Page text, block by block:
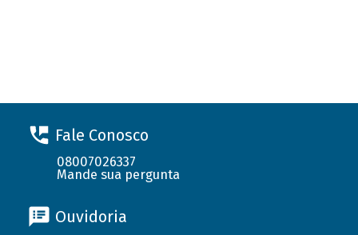
Fale Conosco
08007026337
Mande sua pergunta
Ouvidoria